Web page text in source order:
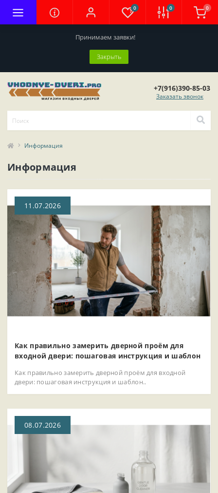
Принимаем заявки!
Закрыть
0 0 0
+7(916)390-85-03
Заказать звонок
Информация
Информация
11.07.2026
Как правильно замерить дверной проём для
входной двери: пошаговая инструкция и шаблон
Как правильно замерить дверной проём для входной
двери: пошаговая инструкция и шаблон..
08.07.2026